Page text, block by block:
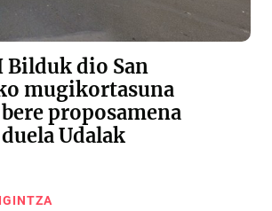
Bilduk dio San
mugikortasuna
proposamena
Udalak